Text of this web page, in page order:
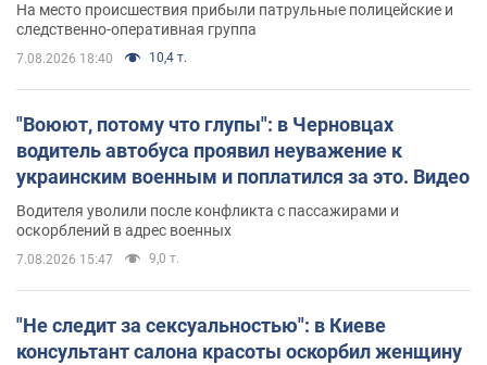
На место происшествия прибыли патрульные полицейские и
следственно-оперативная группа
7.08.2026 18:40 10,4 т.
"Воюют, потому что глупы": в Черновцах
водитель автобуса проявил неуважение к
украинским военным и поплатился за это. Видео
Водителя уволили после конфликта с пассажирами и
оскорблений в адрес военных
7.08.2026 15:47 9,0 т.
"Не следит за сексуальностью": в Киеве
консультант салона красоты оскорбил женщину